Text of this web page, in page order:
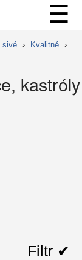
☰
sivé › Kvalitné ›
kastróly
Filtr ✔︎